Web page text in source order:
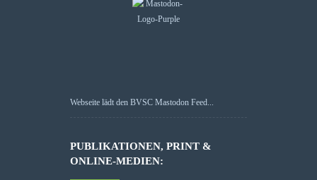
Webseite lädt den BVSC Mastodon Feed...
PUBLIKATIONEN, PRINT &
ONLINE-MEDIEN: